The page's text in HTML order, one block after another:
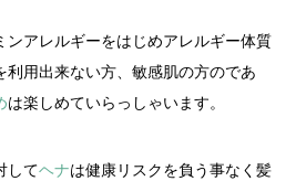
ンアレルギーをはじめアレルギー体質
利用出来ない方、敏感肌の方のであ
は楽しめていらっしゃいます。
してヘナは健康リスクを負う事なく髪